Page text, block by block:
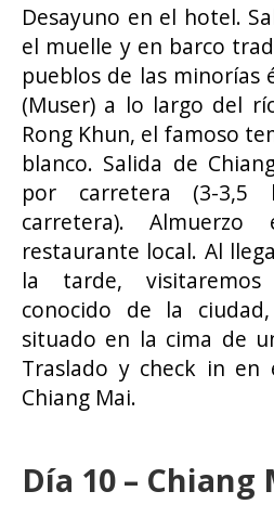
Desayuno en el hotel.
el muelle y en barco
pueblos de las minorías
(Muser) a lo largo del
Rong Khun, el famoso
blanco. Salida de
por carretera (3-3,5
carretera).
restaurante local. Al
la tarde,
conocido de la
situado en la cima de
Traslado y check in en
Chiang Mai.
Día 10 – Chiang